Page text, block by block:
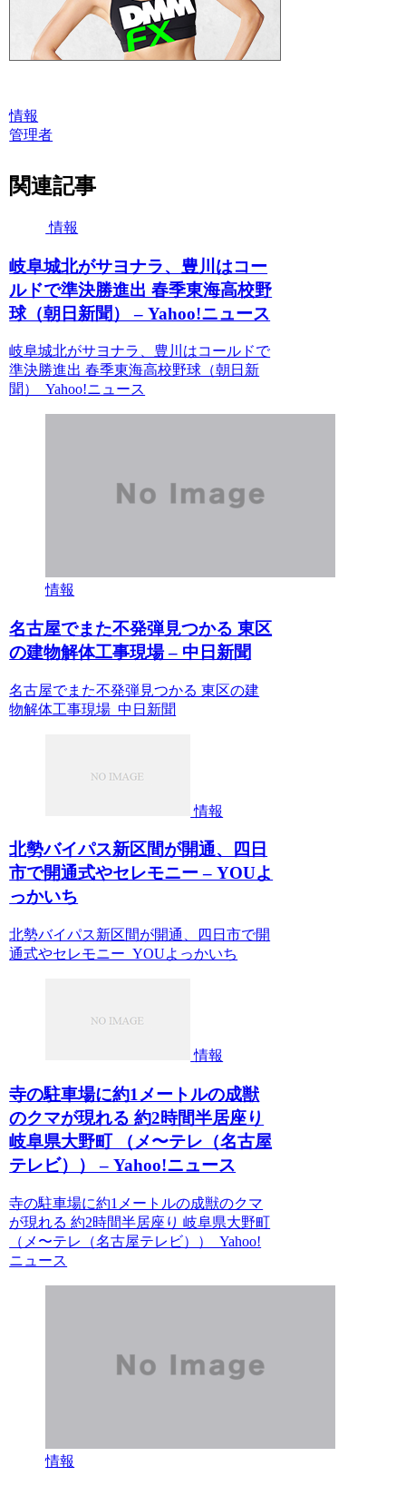
情報
管理者
関連記事
情報
岐阜城北がサヨナラ、豊川はコー
ルドで準決勝進出 春季東海高校野
球（朝日新聞） – Yahoo!ニュース
岐阜城北がサヨナラ、豊川はコールドで
準決勝進出 春季東海高校野球（朝日新
聞） Yahoo!ニュース
情報
名古屋でまた不発弾見つかる 東区
の建物解体工事現場 – 中日新聞
名古屋でまた不発弾見つかる 東区の建
物解体工事現場 中日新聞
情報
北勢バイパス新区間が開通、四日
市で開通式やセレモニー – YOUよ
っかいち
北勢バイパス新区間が開通、四日市で開
通式やセレモニー YOUよっかいち
情報
寺の駐車場に約1メートルの成獣
のクマが現れる 約2時間半居座り
岐阜県大野町 （メ〜テレ（名古屋
テレビ）） – Yahoo!ニュース
寺の駐車場に約1メートルの成獣のクマ
が現れる 約2時間半居座り 岐阜県大野町
（メ〜テレ（名古屋テレビ）） Yahoo!
ニュース
情報